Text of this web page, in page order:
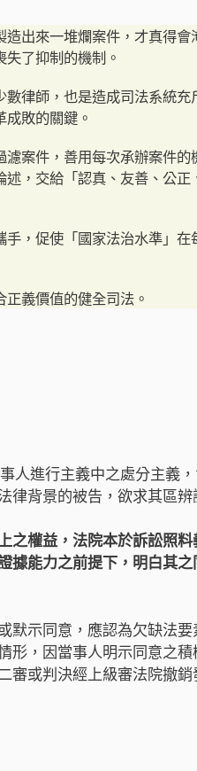
出來一堆爛案件，才真得會
了抑制的機制。
律師，也是造成司法系統
敗的關鍵。
案件，善用每次承辦案件
，交給「認真、友善、公
，促使「國家法治水準」
義價值的健全司法。
人進行主義中之處分主義
律背景的被告，欲求其區
之權益，法院本於訴訟照
據能力之前提下，明白其
默示同意，應認為欠缺法
形，因當事人明示同意之
審或判決經上級審法院撤